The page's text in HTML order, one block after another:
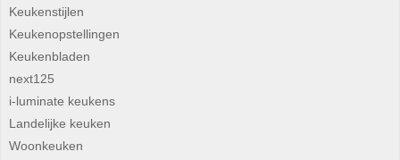
Keukenstijlen
Keukenopstellingen
Keukenbladen
next125
i-luminate keukens
Landelijke keuken
Woonkeuken